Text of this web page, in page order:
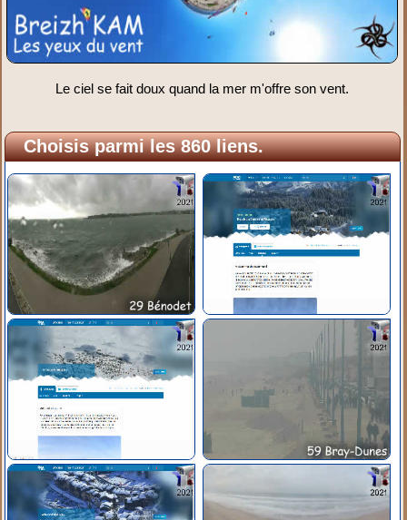
Le ciel se fait doux quand la mer m'offre son vent.
Choisis parmi les 860 liens.